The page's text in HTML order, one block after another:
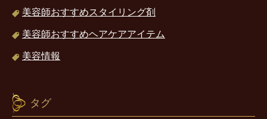
美容師おすすめスタイリング剤
美容師おすすめヘアケアアイテム
美容情報
タグ